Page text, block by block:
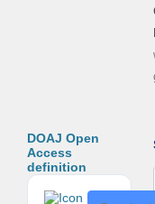
DOAJ Open
Access
definition